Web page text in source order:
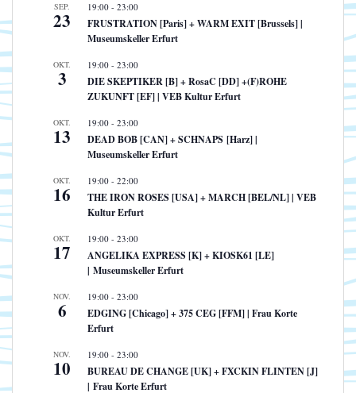
SEP.
23
19:00 - 23:00
FRUSTRATION [Paris] + WARM EXIT [Brussels] |
Museumskeller Erfurt
OKT.
3
19:00 - 23:00
DIE SKEPTIKER [B] + RosaC [DD] +(F)ROHE
ZUKUNFT [EF] | VEB Kultur Erfurt
OKT.
13
19:00 - 23:00
DEAD BOB [CAN] + SCHNAPS [Harz] |
Museumskeller Erfurt
OKT.
16
19:00 - 22:00
THE IRON ROSES [USA] + MARCH [BEL/NL] | VEB
Kultur Erfurt
OKT.
17
19:00 - 23:00
ANGELIKA EXPRESS [K] + KIOSK61 [LE]
| Museumskeller Erfurt
NOV.
6
19:00 - 23:00
EDGING [Chicago] + 375 CEG [FFM] | Frau Korte
Erfurt
NOV.
10
19:00 - 23:00
BUREAU DE CHANGE [UK] + FXCKIN FLINTEN [J]
| Frau Korte Erfurt